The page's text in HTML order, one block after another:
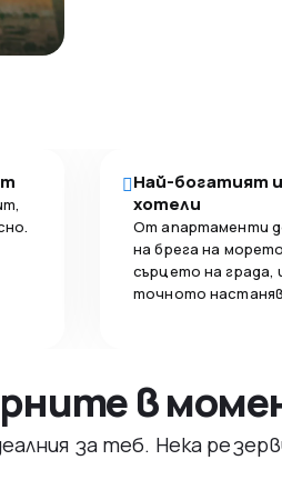
Най-богатият
хотели
От апартаменти
на брега на
сърцето на града,
точното
в
за теб. Нека